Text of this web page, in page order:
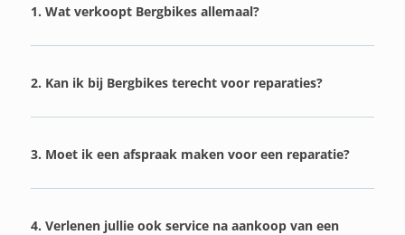
1. Wat verkoopt Bergbikes allemaal?
2. Kan ik bij Bergbikes terecht voor reparaties?
3. Moet ik een afspraak maken voor een reparatie?
4. Verlenen jullie ook service na aankoop van een